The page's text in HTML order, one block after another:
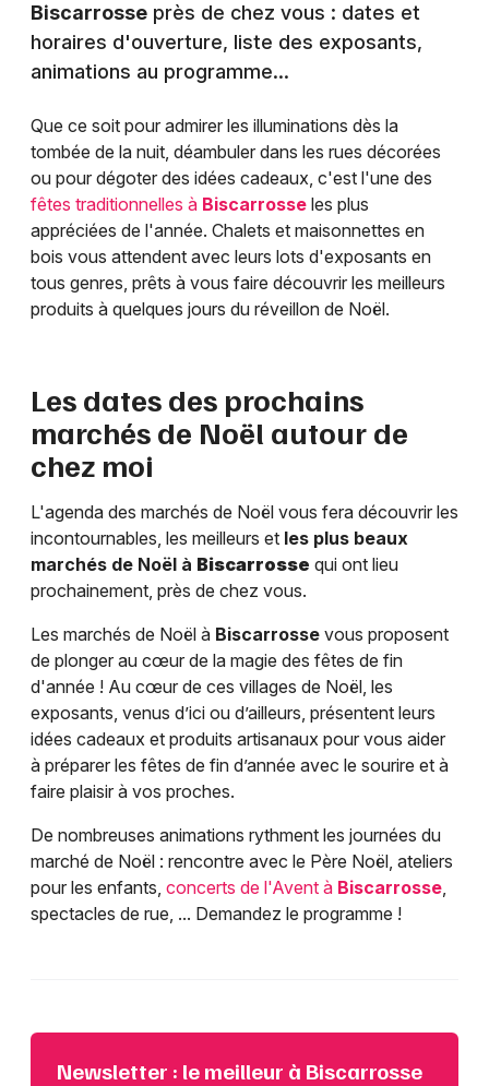
Biscarrosse près de chez vous : dates et
horaires d'ouverture, liste des exposants,
animations au programme...
Que ce soit pour admirer les illuminations dès la
tombée de la nuit, déambuler dans les rues décorées
ou pour dégoter des idées cadeaux, c'est l'une des
fêtes traditionnelles à Biscarrosse les plus
appréciées de l'année. Chalets et maisonnettes en
bois vous attendent avec leurs lots d'exposants en
tous genres, prêts à vous faire découvrir les meilleurs
produits à quelques jours du réveillon de Noël.
Les dates des prochains
marchés de Noël autour de
chez moi
L'agenda des marchés de Noël vous fera découvrir les
incontournables, les meilleurs et les plus beaux
marchés de Noël à Biscarrosse qui ont lieu
prochainement, près de chez vous.
Les marchés de Noël à Biscarrosse vous proposent
de plonger au cœur de la magie des fêtes de fin
d'année ! Au cœur de ces villages de Noël, les
exposants, venus d’ici ou d’ailleurs, présentent leurs
idées cadeaux et produits artisanaux pour vous aider
à préparer les fêtes de fin d’année avec le sourire et à
faire plaisir à vos proches.
De nombreuses animations rythment les journées du
marché de Noël : rencontre avec le Père Noël, ateliers
pour les enfants, concerts de l'Avent à Biscarrosse,
spectacles de rue, ... Demandez le programme !
Newsletter : le meilleur à Biscarrosse